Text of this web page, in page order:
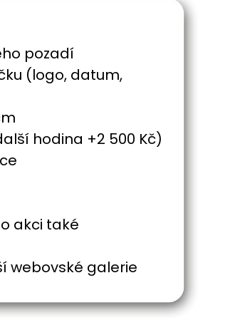
pozadí
(logo, datum,
hodina +2 500 Kč)
akci také
webovské galerie